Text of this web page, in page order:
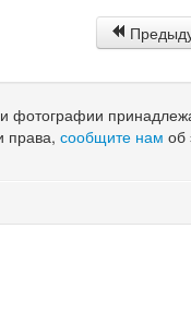
фотографии
права, сообщите нам об